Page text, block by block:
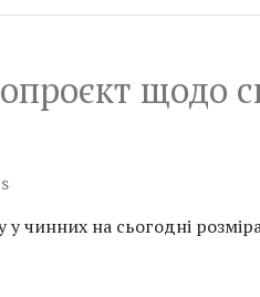
щодо
чинних на сьогодні